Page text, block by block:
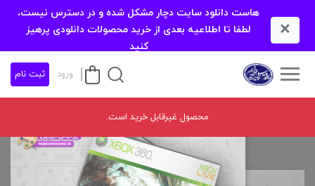
×
هاست دانلود سایت دچار مشکل شده و در دسترس نیست،
لطفا تا اطلاعیه بعدی از خرید محصولات دانلودی پرهیز
کنید
ورود ثبت نام
محصول غیرقابل خرید است.